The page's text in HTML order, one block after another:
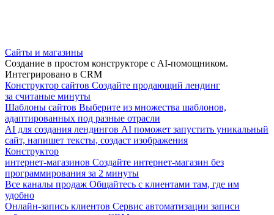
Сайты и магазины
Создание в простом конструкторе с AI-помощником.
Интегрировано в CRM
Конструктор сайтов Создайте продающий лендинг
за считаные минуты
Шаблоны сайтов Выберите из множества шаблонов,
адаптированных под разные отрасли
AI для создания лендингов AI поможет запустить уникальный
сайт, напишет тексты, создаст изображения
Конструктор
интернет-магазинов Создайте интернет-магазин без
программирования за 2 минуты
Все каналы продаж Общайтесь с клиентами там, где им
удобно
Онлайн-запись клиентов Сервис автоматизации записи